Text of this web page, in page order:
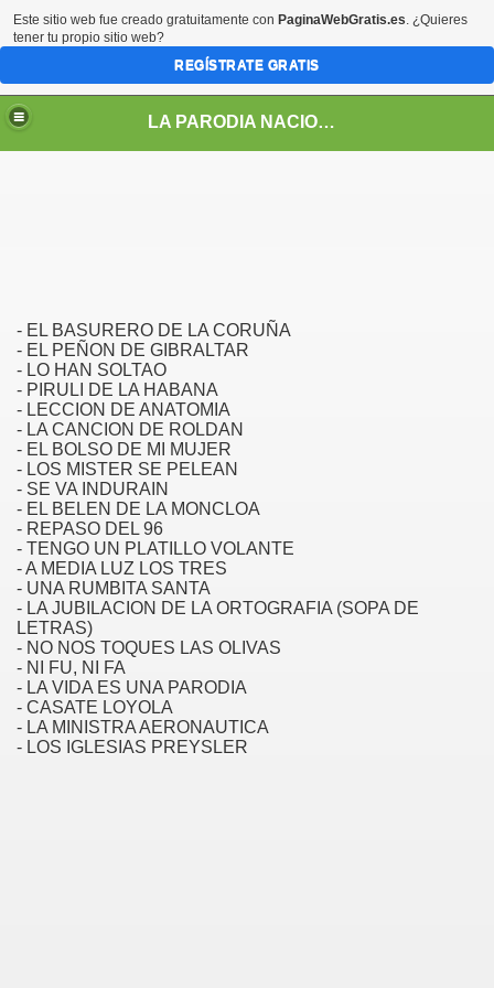
LA PARODIA NACIONAL
- EL BASURERO DE LA CORUÑA
- EL PEÑON DE GIBRALTAR
- LO HAN SOLTAO
- PIRULI DE LA HABANA
- LECCION DE ANATOMIA
- LA CANCION DE ROLDAN
- EL BOLSO DE MI MUJER
- LOS MISTER SE PELEAN
- SE VA INDURAIN
- EL BELEN DE LA MONCLOA
- REPASO DEL 96
- TENGO UN PLATILLO VOLANTE
- A MEDIA LUZ LOS TRES
- UNA RUMBITA SANTA
- LA JUBILACION DE LA ORTOGRAFIA (SOPA DE
LETRAS)
- NO NOS TOQUES LAS OLIVAS
- NI FU, NI FA
- LA VIDA ES UNA PARODIA
- CASATE LOYOLA
- LA MINISTRA AERONAUTICA
- LOS IGLESIAS PREYSLER
PERSONAJES DE LA PARODIA
Este sitio web fue creado gratuitamente con PaginaWebGratis.es. ¿Quieres
tener tu propio sitio web?
REGÍSTRATE GRATIS